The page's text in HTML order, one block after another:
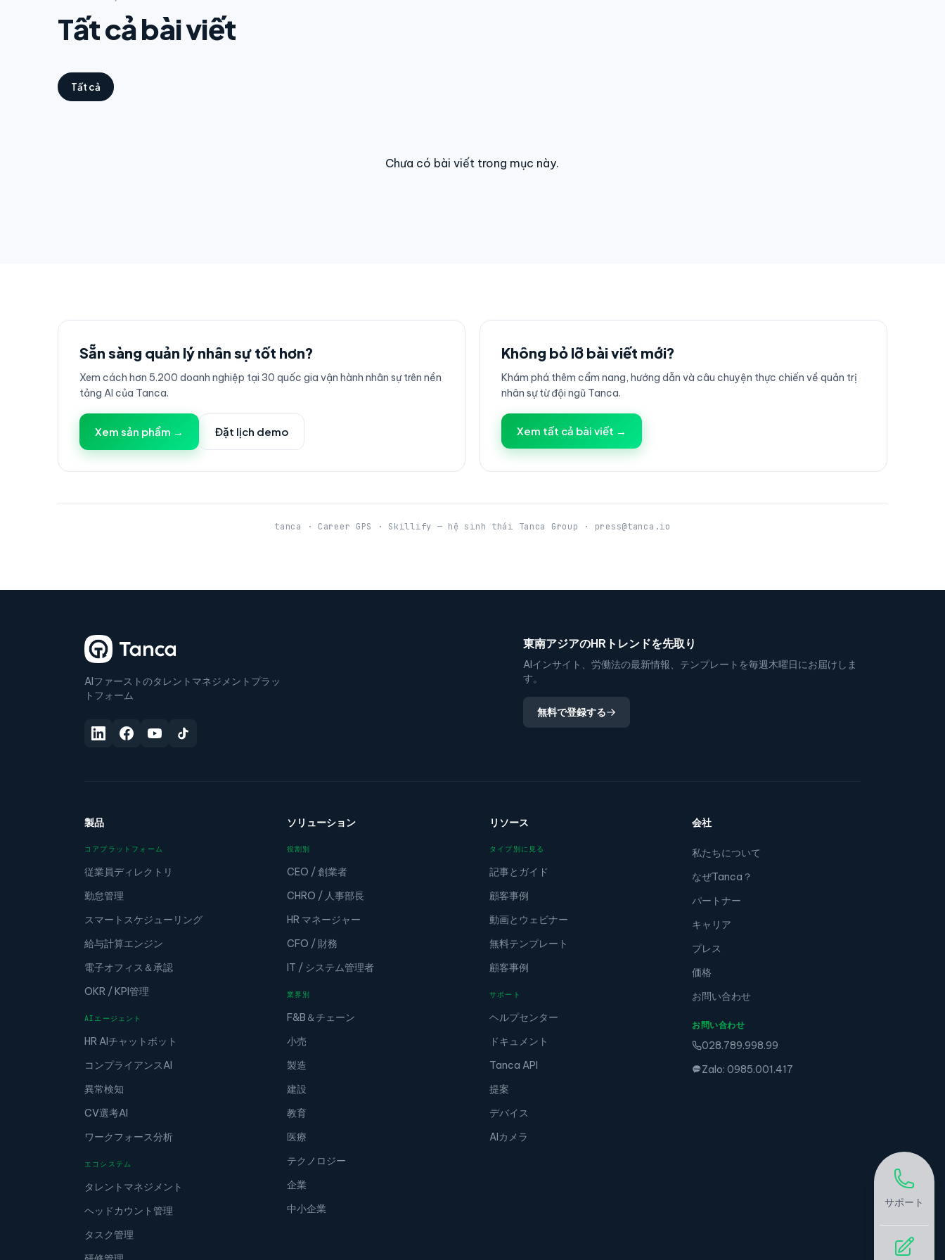
Tất cả bài viết
Tất cả
Chưa có bài viết trong mục này.
Sẵn sàng quản lý nhân sự tốt hơn?
Xem cách hơn 5.200 doanh nghiệp tại 30 quốc gia vận hành nhân sự trên nền
tảng AI của Tanca.
Xem sản phẩm → Đặt lịch demo
Không bỏ lỡ bài viết mới?
Khám phá thêm cẩm nang, hướng dẫn và câu chuyện thực chiến về quản trị
nhân sự từ đội ngũ Tanca.
Xem tất cả bài viết →
tanca · Career GPS · Skillify — hệ sinh thái Tanca Group · press@tanca.io
AIファーストのタレントマネジメントプラッ
トフォーム
東南アジアのHRトレンドを先取り
AIインサイト、労働法の最新情報、テンプレートを毎週木曜日にお届けしま
す。
無料で登録する
製品
コアプラットフォーム
従業員ディレクトリ
勤怠管理
スマートスケジューリング
給与計算エンジン
電子オフィス＆承認
OKR / KPI管理
AIエージェント
HR AIチャットボット
コンプライアンスAI
異常検知
CV選考AI
ワークフォース分析
エコシステム
タレントマネジメント
ヘッドカウント管理
タスク管理
ソリューション
役割別
CEO / 創業者
CHRO / 人事部長
HR マネージャー
CFO / 財務
IT / システム管理者
業界別
F&B＆チェーン
小売
製造
建設
教育
医療
テクノロジー
企業
中小企業
リソース
タイプ別に見る
記事とガイド
顧客事例
動画とウェビナー
無料テンプレート
顧客事例
サポート
ヘルプセンター
ドキュメント
Tanca API
提案
デバイス
AIカメラ
会社
私たちについて
なぜTanca？
パートナー
キャリア
プレス
価格
お問い合わせ
お問い合わせ
028.789.998.99
Zalo: 0985.001.417
サポート